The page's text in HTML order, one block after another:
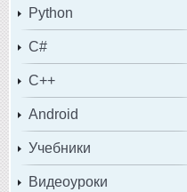
Python
C#
C++
Android
Учебники
Видеоуроки